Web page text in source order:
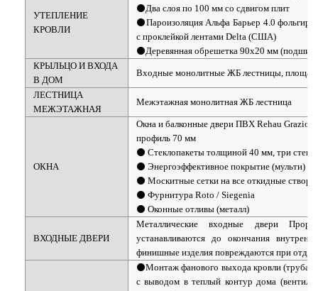
УТЕПЛЕНИЕ
КРОВЛИ
⚫Два слоя по 100 мм со сдвигом плит
⚫Пароизоляция Альфа Барьер 4.0
с проклейкой лентами Delta (США)
⚫Деревянная обрешетка 90х20 мм (подшив)
КРЫЛЬЦО И ВХОДА
В ДОМ
Входные монолитные ЖБ лестницы,
ЛЕСТНИЦА
МЕЖЭТАЖНАЯ
Межэтажная монолитная ЖБ лестница
ОКНА
Окна и балконные двери ПВХ Rehau Grazio
профиль 70 мм
⚫ Стеклопакеты толщиной 40 мм, три стекла
⚫ Энергоэффективное покрытие (мульти)
⚫ Москитные сетки на все откидные
⚫ Фурнитура Roto / Siegenia
⚫ Оконные отливы (металл)
ВХОДНЫЕ ДВЕРИ
Металлические входные двери
устанавливаются до окончания
финишные изделия повреждаются при
⚫Монтаж фанового выхода кровли (труба/
с выводом в теплый контур дома